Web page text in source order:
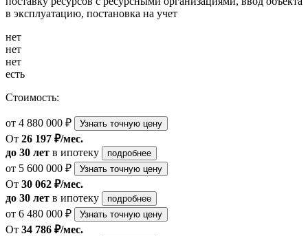
в эксплуатацию, постановка на учет
нет
нет
нет
есть
Стоимость:
от 4 880 000 ₽ Узнать точную цену
От 26 197 ₽/мес.
до 30 лет в ипотеку подробнее
от 5 600 000 ₽ Узнать точную цену
От 30 062 ₽/мес.
до 30 лет в ипотеку подробнее
от 6 480 000 ₽ Узнать точную цену
От 34 786 ₽/мес.